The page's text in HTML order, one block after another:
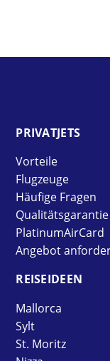
PRIVAT­JETS
Vorteile
Flugzeuge
Häufige Fragen
Qualitätsgarantie
PlatinumAirCard
Angebot
REISE­IDEEN
Mallorca
Sylt
St. Moritz